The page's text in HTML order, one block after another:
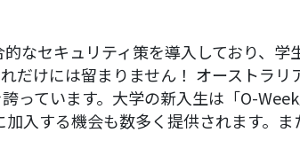
なセキュリティ策を導入しており、学
だけには留まりません！ オーストラ
っています。大学の新入生は「O-
入する機会も数多く提供されます。